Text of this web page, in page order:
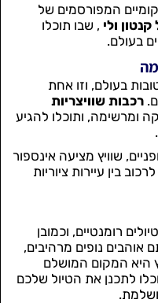
המפורסמים של
ולי , שבו תוכלו
בעולם.
בעולם, וזו אחת
רכבות שוויצריות
ומרשימה, ותוכלו להגיע
שוויץ מציעה אינספור
בין עיירות ציוריות
רומנטיים, וכמובן
נופים מרהיבים,
היא המקום המושלם
לתכנן את הטיול שלכם